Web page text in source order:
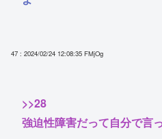
47 : 2024/02/24 12:08:35 FMjOg
>>28
強迫性障害だって自分で言